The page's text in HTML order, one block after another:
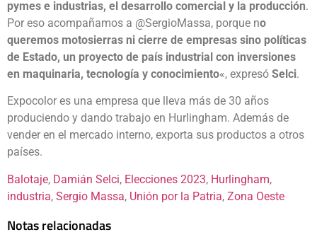
pymes e industrias, el desarrollo comercial y la producción.
Por eso acompañamos a @SergioMassa, porque no
queremos motosierras ni cierre de empresas sino políticas
de Estado, un proyecto de país industrial con inversiones
en maquinaria, tecnología y conocimiento«, expresó Selci.
Expocolor es una empresa que lleva más de 30 años
produciendo y dando trabajo en Hurlingham. Además de
vender en el mercado interno, exporta sus productos a otros
países.
Balotaje, Damián Selci, Elecciones 2023, Hurlingham
industria, Sergio Massa, Unión por la Patria, Zona Oeste
Notas relacionadas